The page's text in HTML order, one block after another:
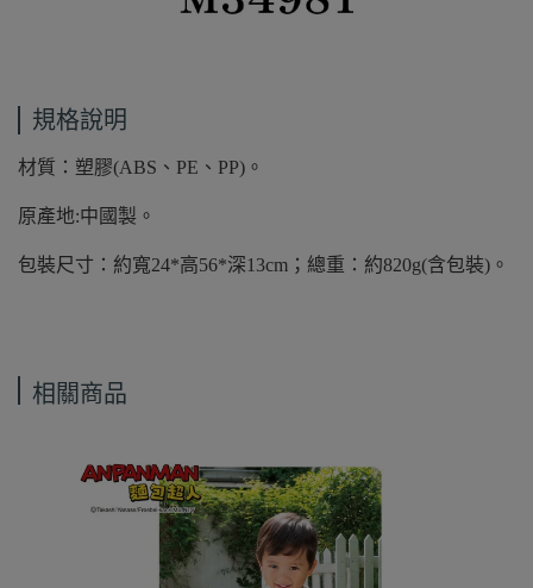
規格說明
材質：塑膠(ABS、PE、PP)。
原產地:中國製。
包裝尺寸：約寬24*高56*深13cm；總重：約820g(含包裝)。
相關商品